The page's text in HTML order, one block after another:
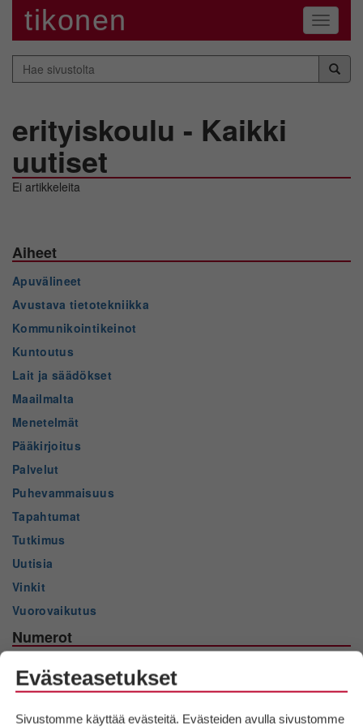
tikonen
Hae
sivustolta
erityiskoulu - Kaikki
uutiset
Ei artikkeleita
Aiheet
Apuvälineet
Avustava tietotekniikka
Kommunikointikeinot
Kuntoutus
Lait ja säädökset
Maailmalta
Menetelmät
Pääkirjoitus
Palvelut
Puhevammaisuus
Tapahtumat
Tutkimus
Uutisia
Vinkit
Vuorovaikutus
Numerot
2025 nro 2
2025 nro 1
2024 nro 3
Evästeasetukset
Sivustomme käyttää evästeitä. Evästeiden avulla sivustomme